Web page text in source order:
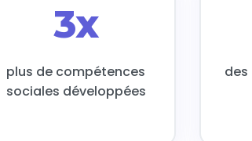
3x
plus de compétences
sociales développées